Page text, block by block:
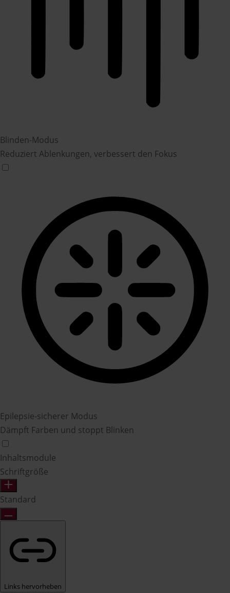
Blinden-Modus
Reduziert Ablenkungen, verbessert den Fokus
Epilepsie-sicherer Modus
Dämpft Farben und stoppt Blinken
Inhaltsmodule
Schriftgröße
Standard
Links hervorheben